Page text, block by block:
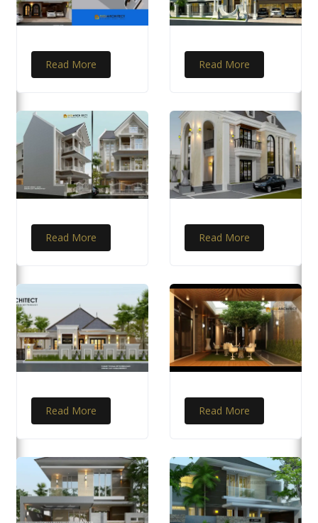
Read More Read More
Read More Read More
Read More Read More